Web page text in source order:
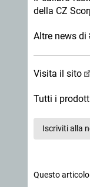
della CZ
Altre news di
Visita il sito
Tutti i
Iscriviti alla
Questo